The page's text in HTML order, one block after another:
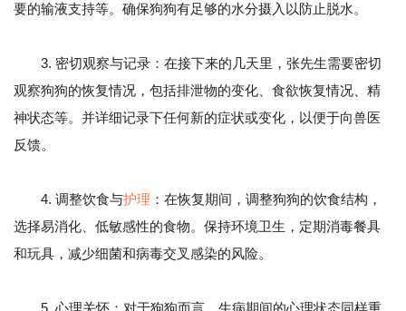
要的输液支持等。确保狗狗有足够的水分摄入以防止脱水。
3. 密切观察与记录：在接下来的几天里，张先生需要密切
观察狗狗的恢复情况，包括排泄物的变化、食欲恢复情况、精
神状态等。并详细记录下任何新的症状或变化，以便于向兽医
反馈。
4. 调整饮食与护理 ：在恢复期间，调整狗狗的饮食结构，
选择易消化、低敏感性的食物。保持环境卫生，定期消毒餐具
和玩具，减少细菌和病毒交叉感染的风险。
5. 心理关怀：对于狗狗而言，生病期间的心理状态同样重